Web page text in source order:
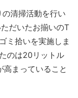
清掃活動を行い
だいたお揃いのT
ミ拾いを実施しま
のは20リットル
まっていること